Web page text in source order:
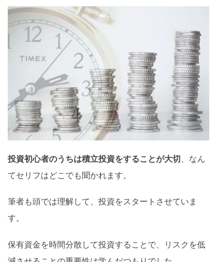
コア・サテライト戦略が必要
積立投資の重要性：まとめ
投資初心者のうちは積立投資をすることが大切、なん
てセリフはどこでも聞かれます。
筆者も頭では理解して、投資をスタートさせていま
す。
保有資金を時間分散して投資することで、リスクを低